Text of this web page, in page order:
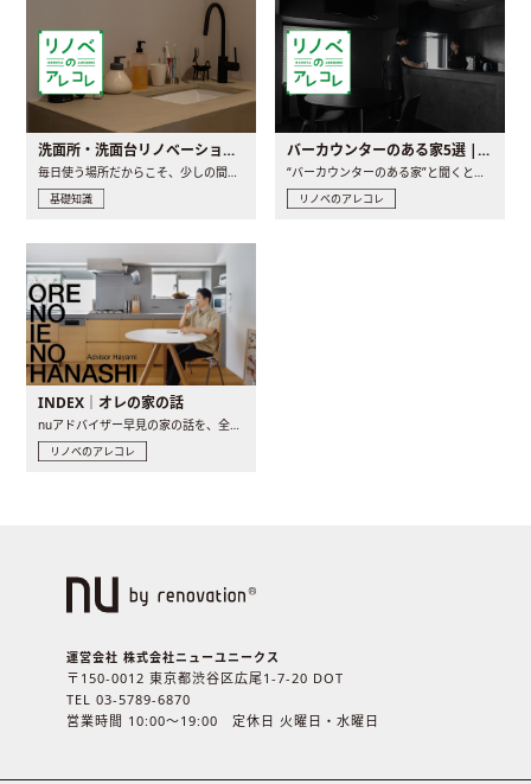
洗面所・洗面台リノベーションの事例と間取りアイデア
毎日使う場所だからこそ、少しの間取りの工夫や素材の選び方で..
基礎知識
バーカウンターのある家5選 | 日常に馴染む“距離の近い”キッチンとは
“バーカウンターのある家”と聞くと、少し特別な、大人のための..
リノベのアレコレ
INDEX｜オレの家の話
nuアドバイザー早見の家の話を、全4話でお届け。リノベーションを..
リノベのアレコレ
運営会社 株式会社ニューユニークス
〒150-0012 東京都渋谷区広尾1-7-20 DOT
TEL 03-5789-6870
営業時間 10:00〜19:00 定休日 火曜日・水曜日